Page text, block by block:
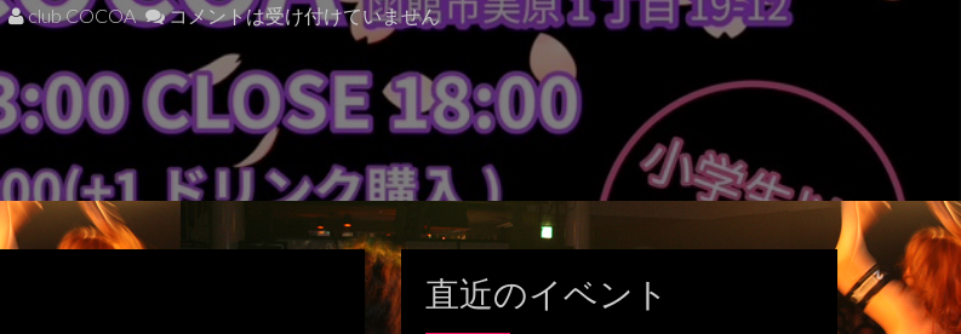
club COCOA コメントは受け付けていません
直近のイベント